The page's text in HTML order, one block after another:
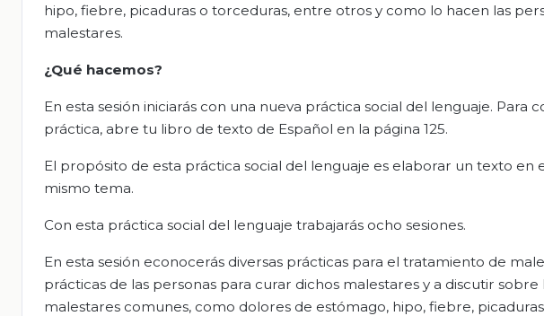
hipo, fiebre, picaduras o torceduras, entre otros y como lo hacen las
malestares.
¿Qué hacemos?
En esta sesión iniciarás con una nueva práctica social del lenguaje.
práctica, abre tu libro de texto de Español en la página 125.
El propósito de esta práctica social del lenguaje es elaborar un texto en
mismo tema.
Con esta práctica social del lenguaje trabajarás ocho sesiones.
En esta sesión econocerás diversas prácticas para el tratamiento de
prácticas de las personas para curar dichos malestares y a discutir
malestares comunes, como dolores de estómago, hipo, fiebre,